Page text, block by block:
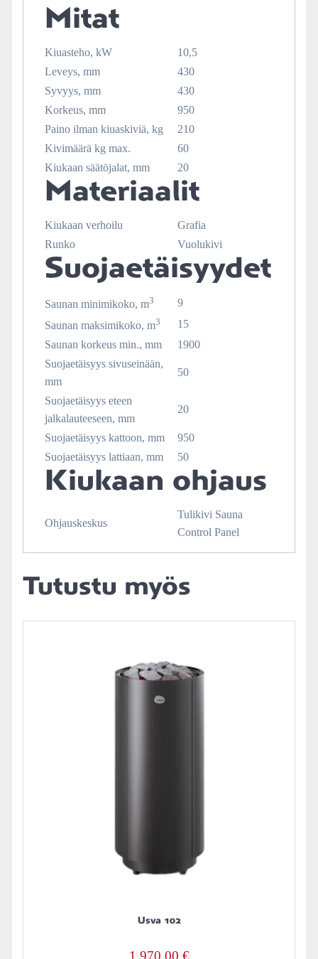
Mitat
Kiuasteho, kW
10,5
Leveys, mm
430
Syvyys, mm
430
Korkeus, mm
950
Paino ilman kiuaskiviä, kg
210
Kivimäärä kg max.
60
Kiukaan säätöjalat, mm
20
Materiaalit
Kiukaan verhoilu
Grafia
Runko
Vuolukivi
Suojaetäisyydet
Saunan minimikoko, m3
9
Saunan maksimikoko, m3
15
Saunan korkeus min., mm
1900
Suojaetäisyys sivuseinään,
mm
50
Suojaetäisyys eteen
jalkalauteeseen, mm
20
Suojaetäisyys kattoon, mm
950
Suojaetäisyys lattiaan, mm
50
Kiukaan ohjaus
Ohjauskeskus
Tulikivi Sauna
Control Panel
Tutustu myös
Usva 102